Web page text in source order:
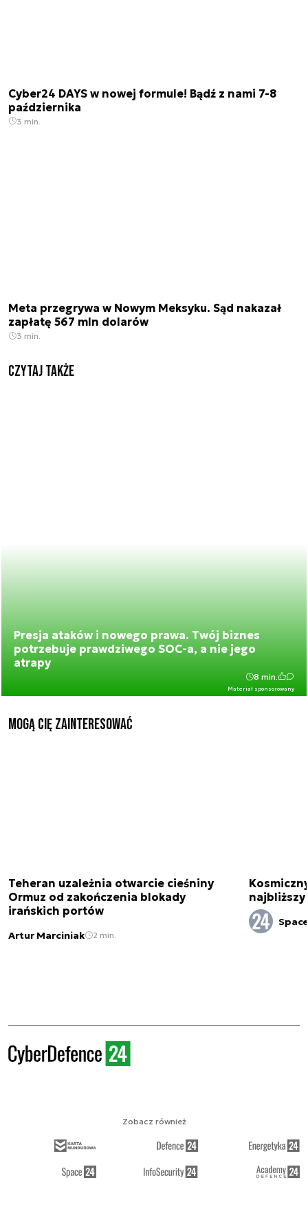
Cyber24 DAYS w nowej formule! Bądź z nami 7-8
października
3 min.
Meta przegrywa w Nowym Meksyku. Sąd nakazał
zapłatę 567 mln dolarów
3 min.
Czytaj także
Presja ataków i nowego prawa. Twój biznes
potrzebuje prawdziwego SOC-a, a nie jego
atrapy
Materiał sponsorowany
8 min.
Mogą Cię zainteresować
Teheran uzależnia otwarcie cieśniny
Ormuz od zakończenia blokady
irańskich portów
Artur Marciniak 2 min.
Zobacz również